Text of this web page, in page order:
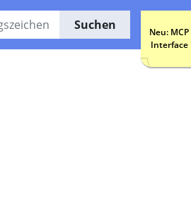
Suchen
Neu: MCP
Interface